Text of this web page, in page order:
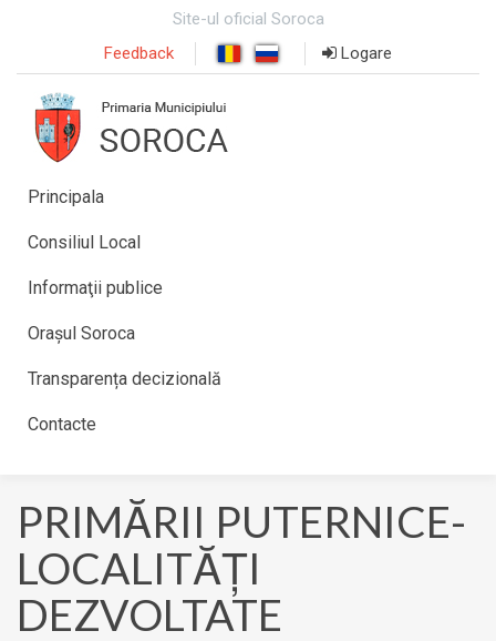
Site-ul oficial Soroca
Feedback
Logare
Principala
Consiliul Local
Informaţii publice
Orașul Soroca
Transparența decizională
Contacte
PRIMĂRII PUTERNICE-
LOCALITĂȚI
DEZVOLTATE